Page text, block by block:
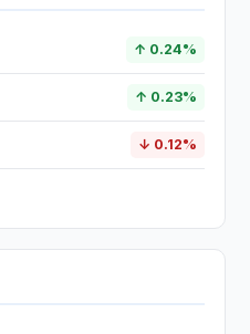
↑ 0.24%
↑ 0.23%
↓ 0.12%